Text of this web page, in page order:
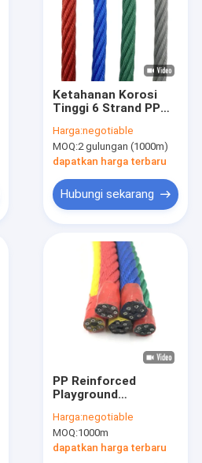
Ketahanan Korosi
Tinggi 6 Strand PP
16mm Untuk
Climbing Frame
Harga:negotiable
MOQ:2 gulungan (1000m)
dapatkan harga terbaru
Hubungi sekarang
PP Reinforced
Playground
UV stabil Untuk
Climbing Bridge
Harga:negotiable
MOQ:1000m
dapatkan harga terbaru